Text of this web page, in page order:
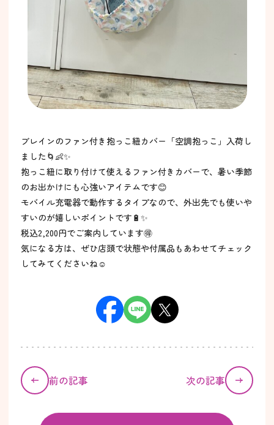
ブレインのファン付き抱っこ紐カバー「空調抱っこ」入荷し
ました🌀👶✨
抱っこ紐に取り付けて使えるファン付きカバーで、暑い季節
のお出かけにも心強いアイテムです😊
モバイル充電器で動作するタイプなので、外出先でも使いや
すいのが嬉しいポイントです🔋✨
税込2,200円でご案内しています🉐
気になる方は、ぜひ店頭で状態や付属品もあわせてチェック
してみてくださいね☺️
前の記事 次の記事